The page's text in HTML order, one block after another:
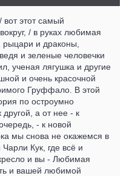
вот этот самый
/ в руках любимая
рыцари и драконы,
и зеленые человечки
ученая лягушка и другие
и очень красочной
Груффало. В этой
по остроумно
а от нее - к
- к новой
мы снова не окажемся в
Кук, где всё и
и вы - Любимая
и вашей любимой